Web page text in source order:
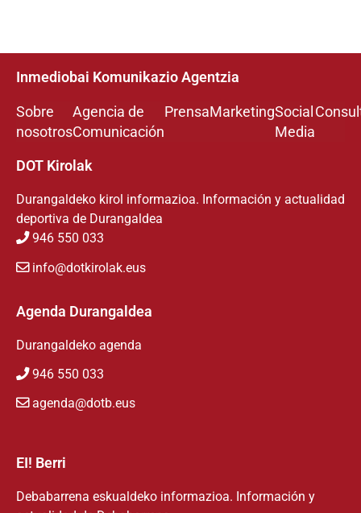
Inmediobai Komunikazio Agentzia
Sobre
nosotros
Agencia de
Comunicación
PrensaMarketingSocial
Media
DOT Kirolak
Durangaldeko kirol informazioa. Información y actualidad
deportiva de Durangaldea
946 550 033
info@dotkirolak.eus
Agenda Durangaldea
Durangaldeko agenda
946 550 033
agenda@dotb.eus
EI! Berri
Debabarrena eskualdeko informazioa. Información y